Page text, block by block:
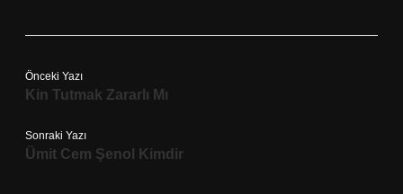
Önceki Yazı
Kin Tutmak Zararlı Mı
Sonraki Yazı
Ümit Cem Şenol Kimdir